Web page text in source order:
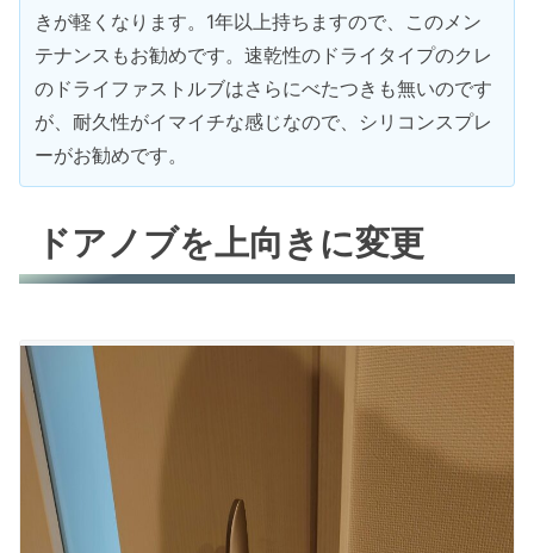
きが軽くなります。1年以上持ちますので、このメン
テナンスもお勧めです。速乾性のドライタイプのクレ
のドライファストルブはさらにべたつきも無いのです
が、耐久性がイマイチな感じなので、シリコンスプレ
ーがお勧めです。
ドアノブを上向きに変更